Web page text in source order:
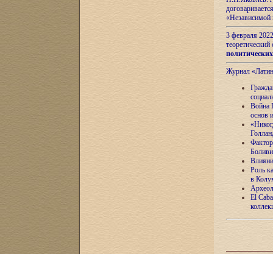
«Независимой
3 февраля
теоретический
Журнал
Война
основ
Роль
в
El